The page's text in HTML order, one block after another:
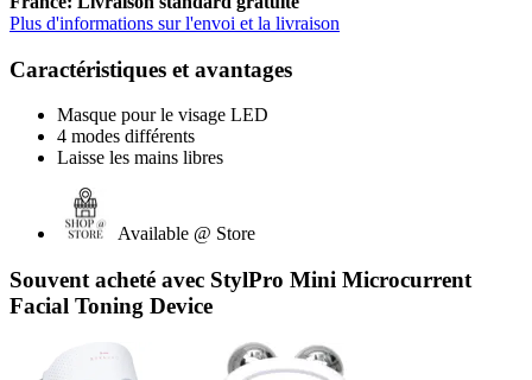
Plus d'informations sur l'envoi et la livraison
Caractéristiques et avantages
Masque pour le visage LED
4 modes différents
Laisse les mains libres
Available @ Store
Souvent acheté avec StylPro Mini Microcurrent
Facial Toning Device